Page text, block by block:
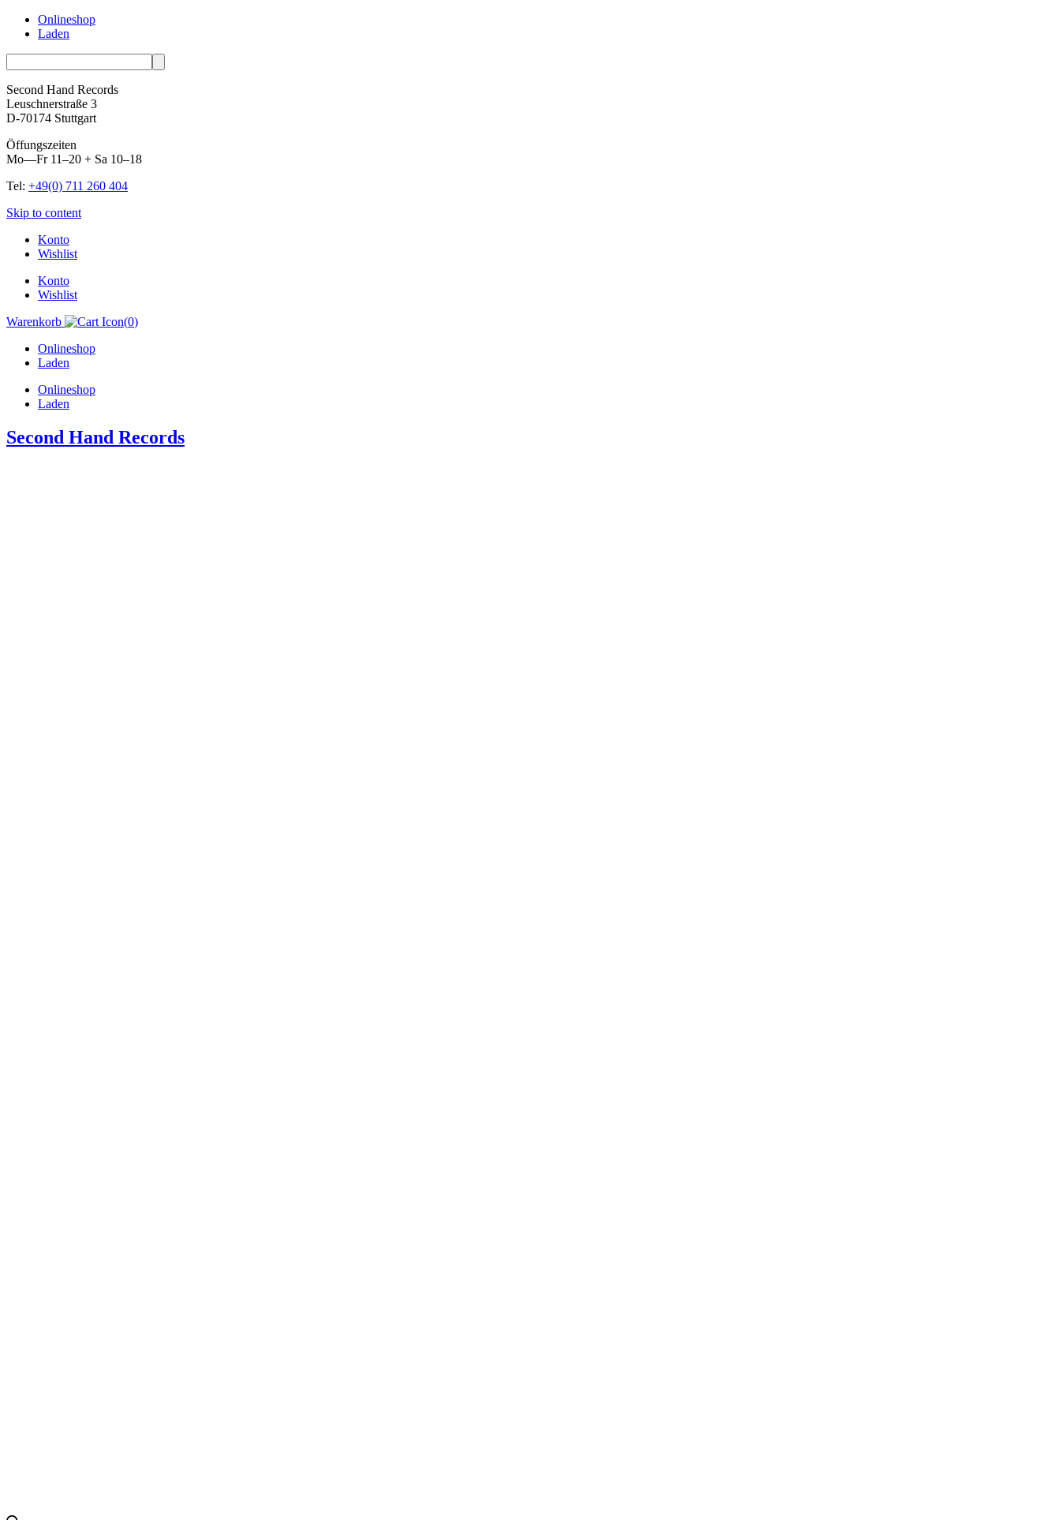
Onlineshop
Laden
Second Hand Records
Leuschnerstraße 3
D-70174 Stuttgart
Öffungszeiten
Mo—Fr 11–20 + Sa 10–18
Tel: +49(0) 711 260 404
Skip to content
Konto
Wishlist
Konto
Wishlist
Warenkorb
(0)
Onlineshop
Laden
Onlineshop
Laden
Second Hand Records